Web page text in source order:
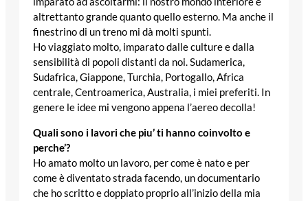
altrettanto grande quanto quello esterno. Ma anche il
finestrino di un treno mi dà molti spunti.
Ho viaggiato molto, imparato dalle culture e dalla
sensibilità di popoli distanti da noi. Sudamerica,
Sudafrica, Giappone, Turchia, Portogallo, Africa
centrale, Centroamerica, Australia, i miei preferiti. In
genere le idee mi vengono appena l’aereo decolla!
Quali sono i lavori che piu’ ti hanno coinvolto e
perche’?
Ho amato molto un lavoro, per come è nato e per
come è diventato strada facendo, un documentario
che ho scritto e doppiato proprio all’inizio della mia